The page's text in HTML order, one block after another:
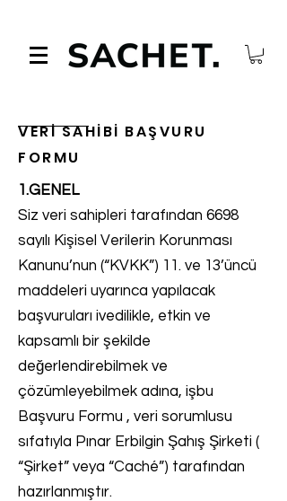
VERİ SAHİBİ BAŞVURU
FORMU
1.GENEL
Siz veri sahipleri tarafından 6698
sayılı Kişisel Verilerin Korunması
Kanunu’nun (“KVKK”) 11. ve 13’üncü
maddeleri uyarınca yapılacak
başvuruları ivedilikle, etkin ve
kapsamlı bir şekilde
değerlendirebilmek ve
çözümleyebilmek adına, işbu
Başvuru Formu , veri sorumlusu
sıfatıyla Pınar Erbilgin Şahış Şirketi (
“Şirket” veya “Caché”) tarafından
hazırlanmıştır.